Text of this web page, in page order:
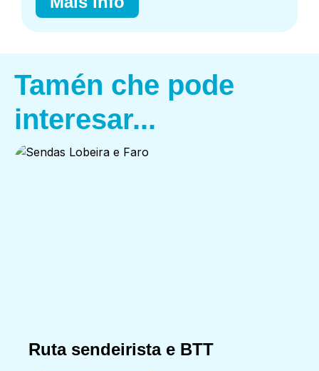
Tamén che pode
interesar...
Ruta sendeirista e BTT